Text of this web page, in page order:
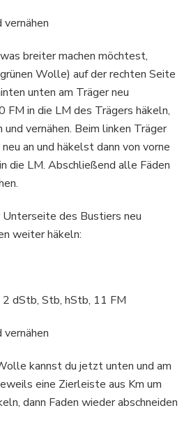
vernähen
breiter machen möchtest,
Wolle) auf der rechten Seite
unten am Träger neu
FM in die LM des Trägers häkeln,
und vernähen. Beim linken Träger
an und häkelst dann von vorne
die LM. Abschließend alle Fäden
Unterseite des Bustiers neu
weiter häkeln:
dStb, Stb, hStb, 11 FM
vernähen
kannst du jetzt unten und am
eine Zierleiste aus Km um
dann Faden wieder abschneiden